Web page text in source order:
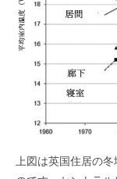
上図は英国住居の